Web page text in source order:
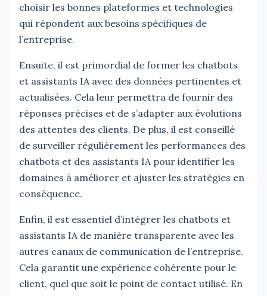
choisir les bonnes plateformes et technologies
qui répondent aux besoins spécifiques de
l’entreprise.
Ensuite, il est primordial de former les chatbots
et assistants IA avec des données pertinentes et
actualisées. Cela leur permettra de fournir des
réponses précises et de s’adapter aux évolutions
des attentes des clients. De plus, il est conseillé
de surveiller régulièrement les performances des
chatbots et des assistants IA pour identifier les
domaines à améliorer et ajuster les stratégies en
conséquence.
Enfin, il est essentiel d’intégrer les chatbots et
assistants IA de manière transparente avec les
autres canaux de communication de l’entreprise.
Cela garantit une expérience cohérente pour le
client, quel que soit le point de contact utilisé. En